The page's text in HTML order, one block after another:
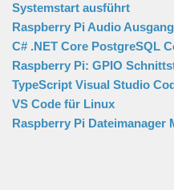
Systemstart ausführt
Raspberry Pi Audio
C# .NET Core PostgreSQL
Raspberry Pi: GPIO
TypeScript Visual Studio
VS Code für Linux
Raspberry Pi Dateimanager